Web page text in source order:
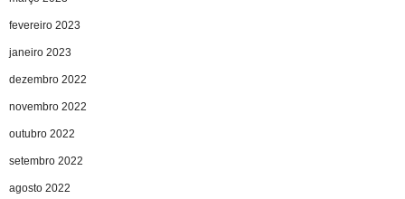
fevereiro 2023
janeiro 2023
dezembro 2022
novembro 2022
outubro 2022
setembro 2022
agosto 2022